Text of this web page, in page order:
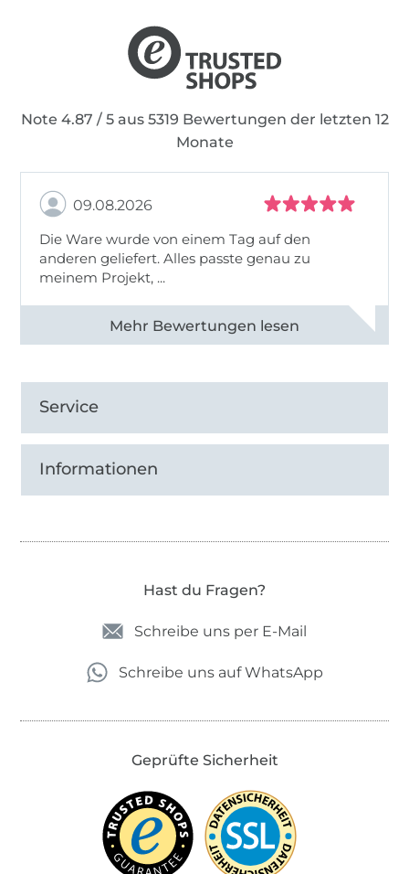
Note 4.87 / 5 aus 5319 Bewertungen der letzten 12
Monate
09.08.2026
Die Ware wurde von einem Tag auf den
anderen geliefert. Alles passte genau zu
meinem Projekt, ...
Alle 83031 Bewertungen ansehen
Service
Informationen
Hast du Fragen?
Schreibe uns per E-Mail
Schreibe uns auf WhatsApp
Geprüfte Sicherheit